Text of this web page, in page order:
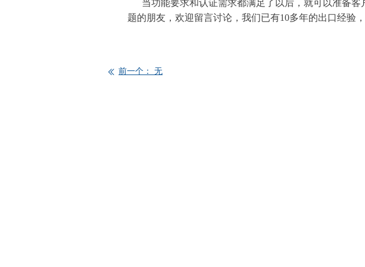
当功能要求和认证需求都满足了以后，就可以准备客
题的朋友，欢迎留言讨论，我们已有10多年的出口经验
ꅃ 前一个： 无